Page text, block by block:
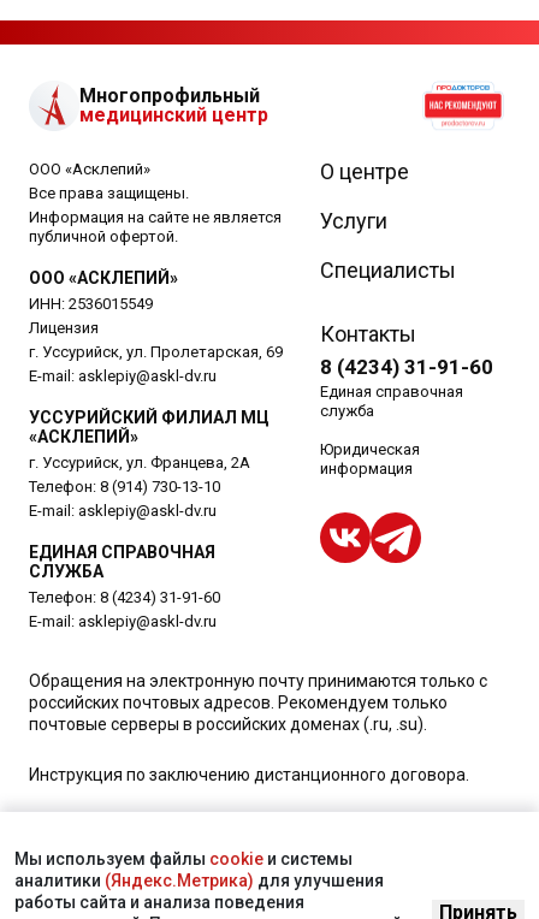
Многопрофильный
медицинский центр
ООО «Асклепий»
Все права защищены.
Информация на сайте не является
публичной офертой.
ООО «АСКЛЕПИЙ»
ИНН: 2536015549
Лицензия
г. Уссурийск, ул. Пролетарская, 69
E-mail: asklepiy@askl-dv.ru
УССУРИЙСКИЙ ФИЛИАЛ МЦ
«АСКЛЕПИЙ»
г. Уссурийск, ул. Францева, 2А
Телефон: 8 (914) 730-13-10
E-mail: asklepiy@askl-dv.ru
ЕДИНАЯ СПРАВОЧНАЯ
СЛУЖБА
Телефон: 8 (4234) 31-91-60
E-mail: asklepiy@askl-dv.ru
О центре
Услуги
Специалисты
Контакты
8 (4234) 31-91-60
Единая справочная
служба
Юридическая
информация
Обращения на электронную почту принимаются только с
российских почтовых адресов. Рекомендуем только
почтовые серверы в российских доменах (.ru, .su).
Инструкция по заключению дистанционного договора.
пожалуйста, обращайтесь к менеджеру сайта с помощью
специальной формы связи или по телефону в Уссурийске:
+7 (4234) 31-91-60. vk 373
Мы используем файлы cookie и системы
аналитики (Яндекс.Метрика) для улучшения
работы сайта и анализа поведения
Принять